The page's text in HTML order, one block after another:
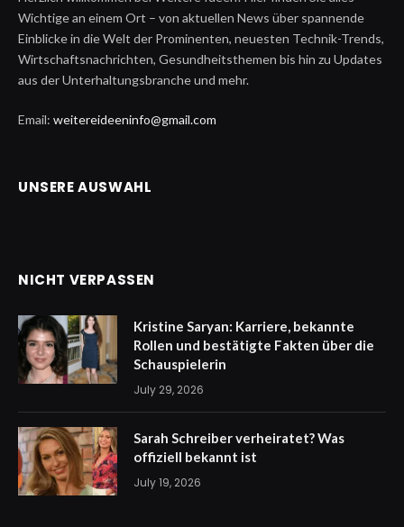
Wichtige an einem Ort – von aktuellen News über spannende
Einblicke in die Welt der Prominenten, neuesten Technik-Trends,
Wirtschaftsnachrichten, Gesundheitsthemen bis hin zu Updates
aus der Unterhaltungsbranche und mehr.
Email: weitereideeninfo@gmail.com
UNSERE AUSWAHL
NICHT VERPASSEN
Kristine Saryan: Karriere, bekannte
Rollen und bestätigte Fakten über die
Schauspielerin
July 29, 2026
Sarah Schreiber verheiratet? Was
offiziell bekannt ist
July 19, 2026